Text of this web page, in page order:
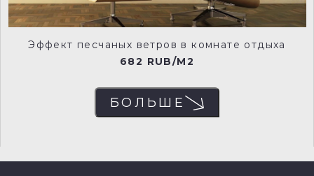
181-welcome-dark-manu 109-welcome-manu
235-toad-manu
Эффект песчаных ветров в комнате отдыха
682 RUB/M2
БОЛЬШЕ